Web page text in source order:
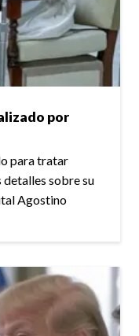
por
para tratar
sobre su
Agostino